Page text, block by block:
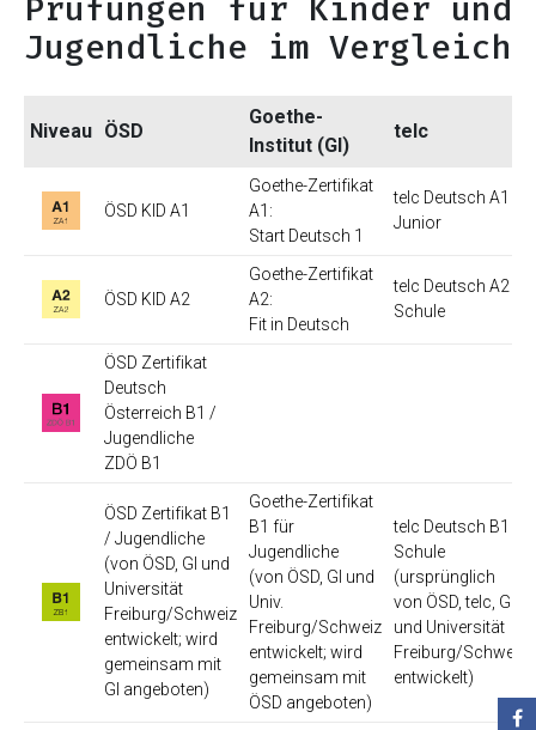
Prüfungen für Kinder und
Jugendliche im Vergleich
Niveau ÖSD
Goethe-
Institut (GI)
telc
ÖSD KID A1
Goethe-Zertifikat
A1:
Start Deutsch 1
telc Deutsch A1
Junior
ÖSD KID A2
Goethe-Zertifikat
A2:
Fit in Deutsch
telc Deutsch A2
Schule
ÖSD Zertifikat
Deutsch
Österreich B1 /
Jugendliche
ZDÖ B1
ÖSD Zertifikat B1
/ Jugendliche
(von ÖSD, GI und
Universität
Freiburg/Schweiz
entwickelt; wird
gemeinsam mit
GI angeboten)
Goethe-Zertifikat
B1 für
Jugendliche
(von ÖSD, GI und
Univ.
Freiburg/Schweiz
entwickelt; wird
gemeinsam mit
ÖSD angeboten)
telc Deutsch B1
Schule
(ursprünglich
von ÖSD, telc, GI
und Universität
Freiburg/Schweiz
entwickelt)